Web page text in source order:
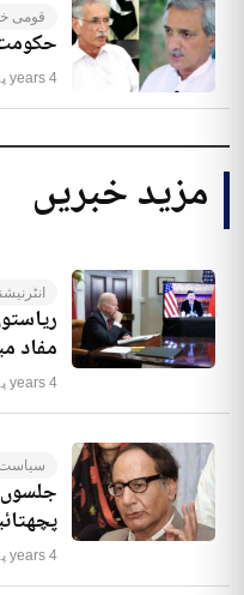
قومی
4 years پہلے
مزید خبریں
مفاد
4 years پہلے
سیاست
4 years پہلے